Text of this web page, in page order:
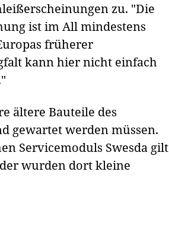
zu. "Die
ist im All mindestens
früherer
kann hier nicht einfach
ältere Bauteile des
gewartet werden müssen.
Servicemoduls Swesda gilt
wurden dort kleine